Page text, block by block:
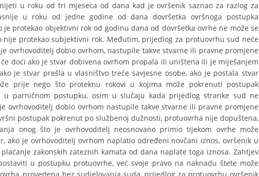
u roku od tri mjeseca od dana kad je ovršenik saznao za razlog za
u roku od jedne godine od dana dovršetka ovršnoga postupka
je protekao objektivni rok od godinu dana od dovršetka ovrhe ne može se
protekao subjektivni rok. Međutim, prijedlog za protuovrhu sud neće
ovrhovoditelj dobio ovrhom, nastupile takve stvarne ili pravne promjene
doći ako je stvar dobivena ovrhom propala ili uništena ili je miješanjem
je stvar prešla u vlasništvo treće savjesne osobe, ako je postala stvar
prije nego što proteknu rokovi u kojima može pokrenuti postupak
u parničnom postupku, osim u slučaju kada prijedlog stranke sud ne
ovrhovoditelj dobio ovrhom nastupile takve stvarne ili pravne promjene
postupak pokrenut po službenoj dužnosti, protuovrha nije dopuštena,
onog što je ovrhovoditelj neosnovano primio tijekom ovrhe može
ako je ovrhovoditelj ovrhom naplatio određeni novčani iznos, ovršenik u
zakonskih zateznih kamata od dana naplate toga iznosa. Zahtjev
u postupku protuovrhe, već svoje pravo na naknadu štete može